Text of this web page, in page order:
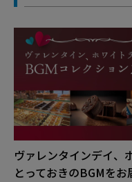
ヴァレンタインデイ、
とっておきのBGMをお